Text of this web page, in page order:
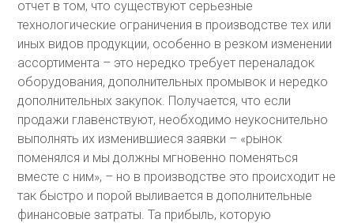
отчет в том, что существуют серьезные
технологические ограничения в производстве тех или
иных видов продукции, особенно в резком изменении
ассортимента – это нередко требует переналадок
оборудования, дополнительных промывок и нередко
дополнительных закупок. Получается, что если
продажи главенствуют, необходимо неукоснительно
выполнять их изменившиеся заявки – «рынок
поменялся и мы должны мгновенно поменяться
вместе с ним», – но в производстве это происходит не
так быстро и порой выливается в дополнительные
финансовые затраты. Та прибыль, которую